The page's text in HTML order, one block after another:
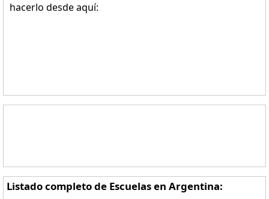
hacerlo desde aquí:
Listado completo de Escuelas en Argentina: